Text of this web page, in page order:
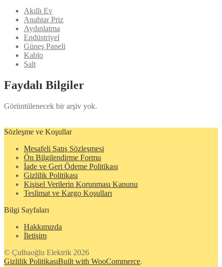
Akıllı Ev
Anahtar Priz
Aydınlatma
Endüstriyel
Güneş Paneli
Kablo
Şalt
Faydalı Bilgiler
Görüntülenecek bir arşiv yok.
Sözleşme ve Koşullar
Mesafeli Satış Sözleşmesi
Ön Bilgilendirme Formu
İade ve Geri Ödeme Politikası
Gizlilik Politikası
Kişisel Verilerin Korunması Kanunu
Teslimat ve Kargo Koşulları
Bilgi Sayfaları
Hakkımızda
İletişim
© Çulhaoğlu Elektrik 2026
Gizlilik PolitikasıBuilt with WooCommerce.